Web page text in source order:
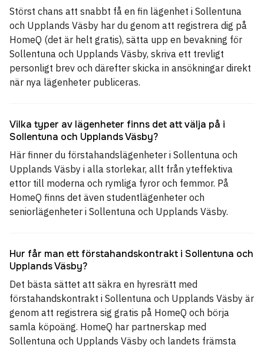
Störst chans att snabbt få en fin lägenhet i Sollentuna
och Upplands Väsby har du genom att registrera dig på
HomeQ (det är helt gratis), sätta upp en bevakning för
Sollentuna och Upplands Väsby, skriva ett trevligt
personligt brev och därefter skicka in ansökningar direkt
när nya lägenheter publiceras.
Vilka typer av lägenheter finns det att välja på i
Sollentuna och Upplands Väsby?
Här finner du förstahandslägenheter i Sollentuna och
Upplands Väsby i alla storlekar, allt från yteffektiva
ettor till moderna och rymliga fyror och femmor. På
HomeQ finns det även studentlägenheter och
seniorlägenheter i Sollentuna och Upplands Väsby.
Hur får man ett förstahandskontrakt i Sollentuna och
Upplands Väsby?
Det bästa sättet att säkra en hyresrätt med
förstahandskontrakt i Sollentuna och Upplands Väsby är
genom att registrera sig gratis på HomeQ och börja
samla köpoäng. HomeQ har partnerskap med
Sollentuna och Upplands Väsby och landets främsta